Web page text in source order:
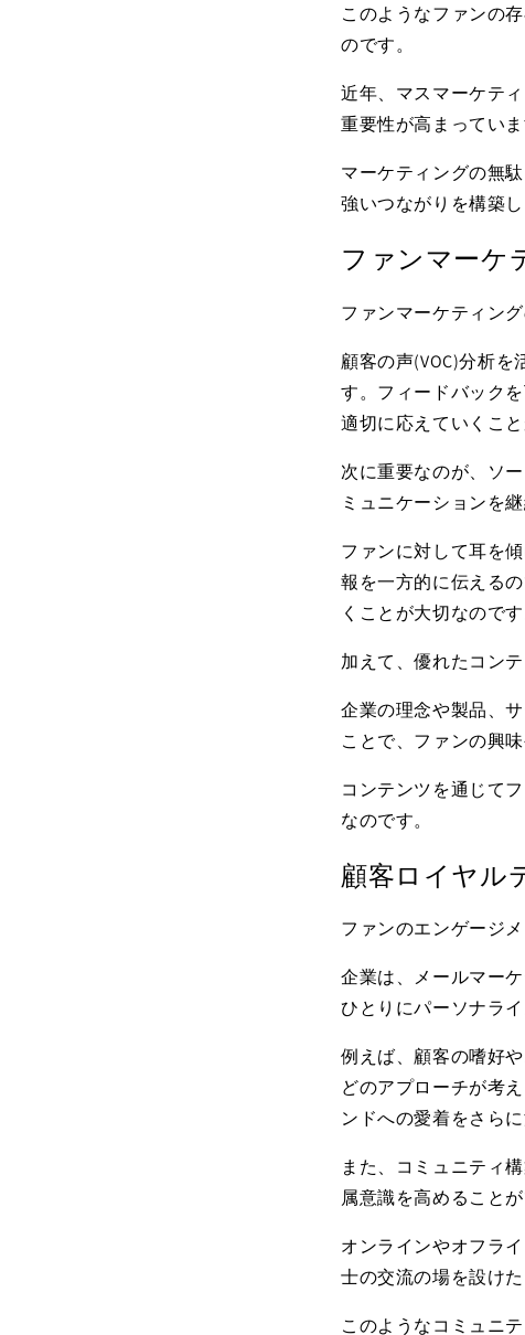
このようなファンの
のです。
近年、マスマーケテ
重要性が高まっていま
マーケティングの無
強いつながりを構築
ファンマーケ
ファンマーケティン
顧客の声(VOC)分析を
す。フィードバック
適切に応えていくこと
次に重要なのが、ソ
ミュニケーションを
ファンに対して耳を
報を一方的に伝える
くことが大切なのです
加えて、優れたコン
企業の理念や製品、
ことで、ファンの興
コンテンツを通じて
なのです。
顧客ロイヤル
ファンのエンゲージ
企業は、メールマー
ひとりにパーソナラ
例えば、顧客の嗜好
どのアプローチが考
ンドへの愛着をさら
また、コミュニティ
属意識を高めることが
オンラインやオフラ
士の交流の場を設け
このようなコミュニ